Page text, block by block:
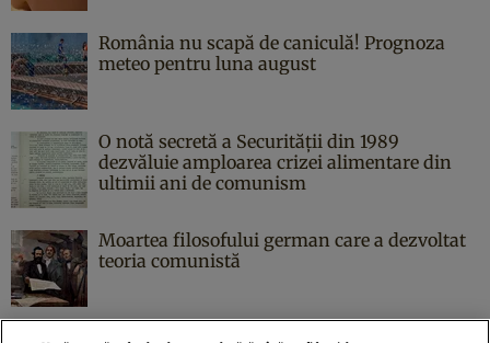
România nu scapă de caniculă! Prognoza
meteo pentru luna august
O notă secretă a Securității din 1989
dezvăluie amploarea crizei alimentare din
ultimii ani de comunism
Moartea filosofului german care a dezvoltat
teoria comunistă